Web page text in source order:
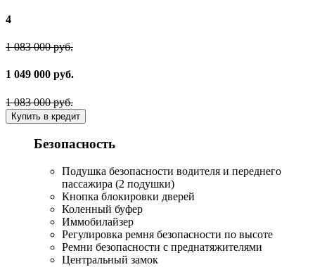
4
1 083 000 руб.
1 049 000 руб.
1 083 000 руб.
Купить в кредит
Безопасность
Подушка безопасности водителя и переднего
пассажира (2 подушки)
Кнопка блокировки дверей
Коленный буфер
Иммобилайзер
Регулировка ремня безопасности по высоте
Ремни безопасности с преднатяжителями
Центральный замок